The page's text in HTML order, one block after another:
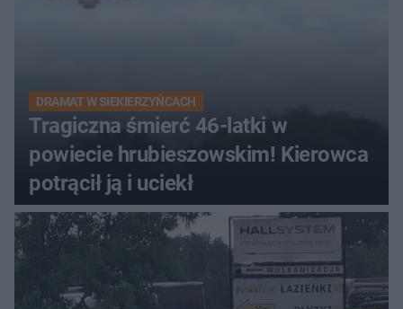
DRAMAT W SIEKIERZYŃCACH
Tragiczna śmierć 46-latki w
powiecie hrubieszowskim! Kierowca
potrącił ją i uciekł